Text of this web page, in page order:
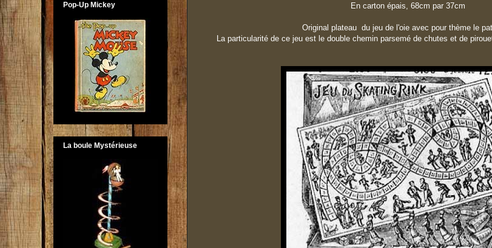
En carton épais, 68cm par 37cm
Original plateau du jeu de l'oie avec pour thème le
La particularité de ce jeu est le double chemin parsemé de chutes et de
Pop-Up Mickey
La boule Mystérieuse